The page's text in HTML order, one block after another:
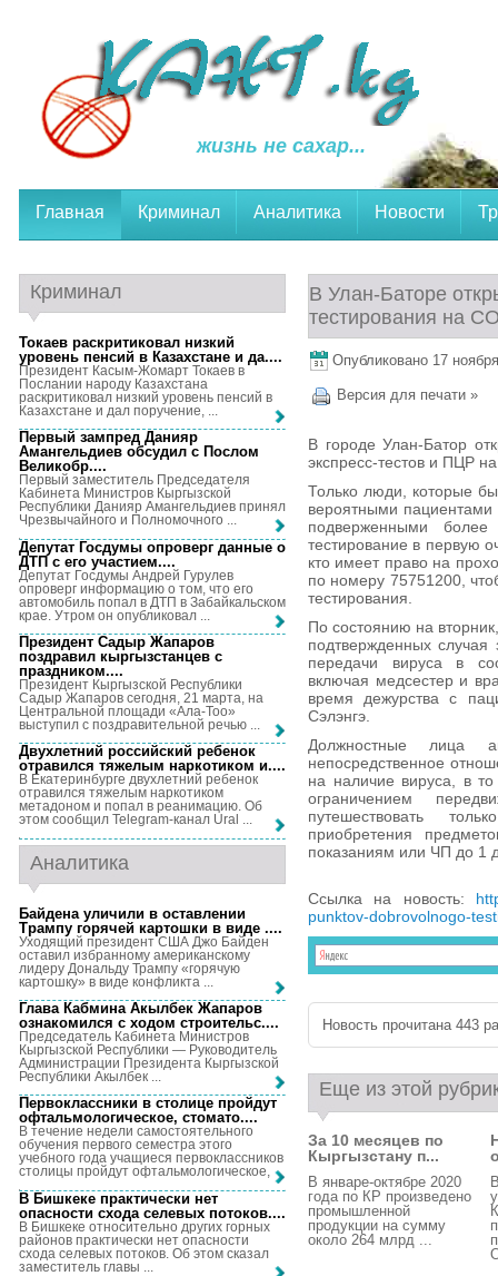
жизнь не сахар...
Главная Криминал Аналитика Новости
В Улан-Баторе
тестирования на
Опубликовано 17
Версия для печати »
В городе Улан-Батор
экспресс-тестов и ПЦР
Только люди, которые
вероятными
подверженными
тестирование в первую
кто имеет право на
по номеру 75751200,
тестирования.
По состоянию на
подтвержденных
передачи вируса в
включая медсестер и
время дежурства с
Сэлэнгэ.
Должностные лица
непосредственное
на наличие вируса, в
ограничением
путешествовать
приобретения
показаниям или ЧП до 1
Ссылка на новость:
punktov-dobrovolnogo-
Новость прочитана 443
Еще из этой
За 10 месяцев по
Кыргызстану п...
В январе-октябре 2020
года по КР произведено
промышленной
продукции на сумму
около 264 млрд ...
Криминал
Токаев раскритиковал низкий
уровень пенсий в Казахстане и да....
Президент Касым-Жомарт Токаев в
Послании народу Казахстана
раскритиковал низкий уровень пенсий в
Казахстане и дал поручение, ...
Первый зампред Данияр
Амангельдиев обсудил с Послом
Великобр....
Первый заместитель Председателя
Кабинета Министров Кыргызской
Республики Данияр Амангельдиев принял
Чрезвычайного и Полномочного ...
Депутат Госдумы опроверг данные о
ДТП с его участием....
Депутат Госдумы Андрей Гурулев
опроверг информацию о том, что его
автомобиль попал в ДТП в Забайкальском
крае. Утром он опубликовал ...
Президент Садыр Жапаров
поздравил кыргызстанцев с
праздником....
Президент Кыргызской Республики
Садыр Жапаров сегодня, 21 марта, на
Центральной площади «Ала-Тоо»
выступил с поздравительной речью ...
Двухлетний российский ребенок
отравился тяжелым наркотиком и....
В Екатеринбурге двухлетний ребенок
отравился тяжелым наркотиком
метадоном и попал в реанимацию. Об
этом сообщил Telegram-канал Ural ...
Аналитика
Байдена уличили в оставлении
Трампу горячей картошки в виде ....
Уходящий президент США Джо Байден
оставил избранному американскому
лидеру Дональду Трампу «горячую
картошку» в виде конфликта ...
Глава Кабмина Акылбек Жапаров
ознакомился с ходом строительс....
Председатель Кабинета Министров
Кыргызской Республики — Руководитель
Администрации Президента Кыргызской
Республики Акылбек ...
Первоклассники в столице пройдут
офтальмологическое, стомато....
В течение недели самостоятельного
обучения первого семестра этого
учебного года учащиеся первоклассников
столицы пройдут офтальмологическое, ...
В Бишкеке практически нет
опасности схода селевых потоков....
В Бишкеке относительно других горных
районов практически нет опасности
схода селевых потоков. Об этом сказал
заместитель главы ...